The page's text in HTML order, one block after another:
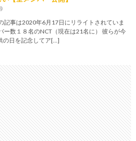
記事は2020年6月17日にリライトされていま
ー数１８名のNCT（現在は21名に） 彼らが今
の日を記念してア[…]